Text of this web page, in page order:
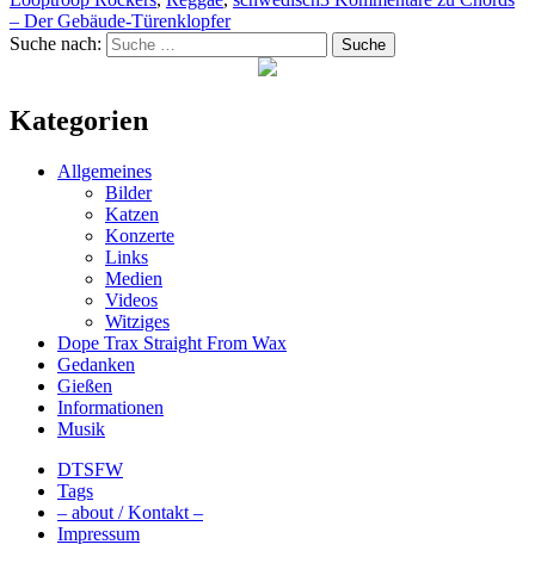
– Der Gebäude-Türenklopfer
Suche nach:
Suche
Kategorien
Allgemeines
Bilder
Katzen
Konzerte
Links
Medien
Videos
Witziges
Dope Trax Straight From Wax
Gedanken
Gießen
Informationen
Musik
DTSFW
Tags
– about / Kontakt –
Impressum